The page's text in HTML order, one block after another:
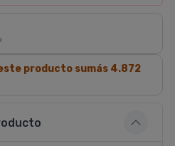
producto sumás 4.872